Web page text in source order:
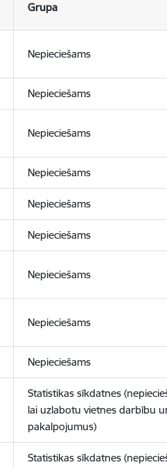
Grupa
Nepieciešams
Nepieciešams
Nepieciešams
Nepieciešams
Nepieciešams
Nepieciešams
Nepieciešams
Nepieciešams
Nepieciešams
Statistikas sīkdatnes
lai uzlabotu vietnes darbību
pakalpojumus)
Statistikas sīkdatnes